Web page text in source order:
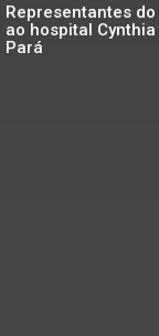
Representantes
ao hospital
Pará